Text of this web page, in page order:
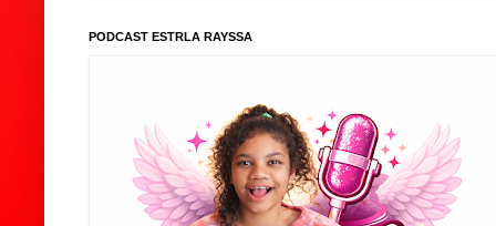
PODCAST ESTRLA RAYSSA